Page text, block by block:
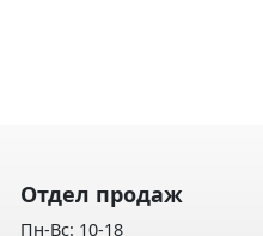
Отдел продаж
Пн-Вс: 10-18